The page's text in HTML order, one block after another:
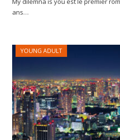
ans…
YOUNG ADULT